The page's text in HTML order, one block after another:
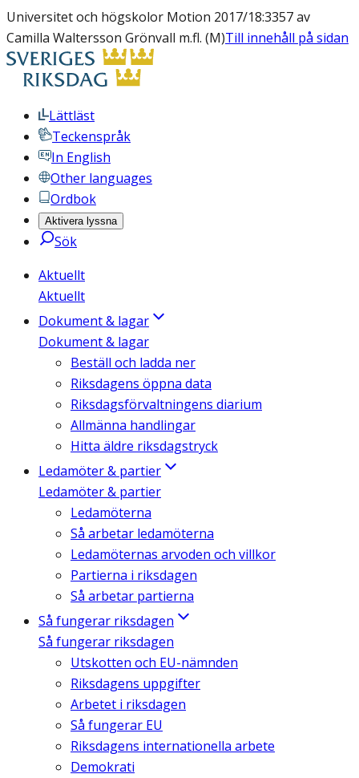
Universitet och högskolor Motion 2017/18:3357 av
Camilla Waltersson Grönvall m.fl. (M)Till innehåll på sidan
Lättläst
Teckenspråk
In English
Other languages
Ordbok
Aktivera lyssna
Sök
Aktuellt
Aktuellt
Dokument & lagar
Dokument & lagar
Beställ och ladda ner
Riksdagens öppna data
Riksdagsförvaltningens diarium
Allmänna handlingar
Hitta äldre riksdagstryck
Ledamöter & partier
Ledamöter & partier
Ledamöterna
Så arbetar ledamöterna
Ledamöternas arvoden och villkor
Partierna i riksdagen
Så arbetar partierna
Så fungerar riksdagen
Så fungerar riksdagen
Utskotten och EU-nämnden
Riksdagens uppgifter
Arbetet i riksdagen
Så fungerar EU
Riksdagens internationella arbete
Demokrati